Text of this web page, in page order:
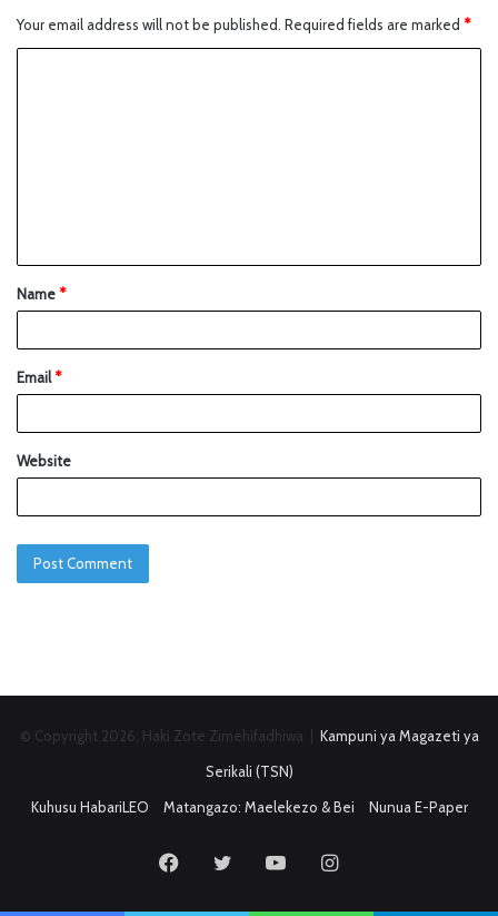
Your email address will not be published. Required fields are marked *
Name*
Email*
Website
© Copyright 2026, Haki Zote Zimehifadhiwa | Kampuni ya Magazeti ya
Serikali (TSN)
Kuhusu HabariLEO
Matangazo: Maelekezo & Bei Nunua E-Paper
FacebookTwitter YouTubeInstagram